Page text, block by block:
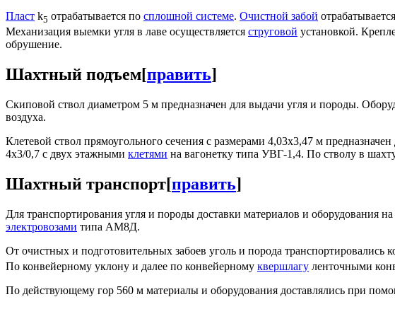
Пласт k5 отрабатывается по сплошной системе. Очистной забой
Механизация выемки угля в лаве осуществляется струговой установкой.
обрушение.
Шахтный подъем[править]
Скиповой ствол диаметром 5 м предназначен для выдачи угля и породы.
воздуха.
Клетевой ствол прямоугольного сечения с размерами 4,03х3,47 м
4х3/0,7 с двух этажными клетями на вагонетку типа УВГ-1,4. По стволу в
Шахтный транспорт[править]
Для транспортирования угля и породы доставки материалов и оборудования
электровозами типа АМ8Д.
От очистных и подготовительных забоев уголь и порода транспортировались
По конвейерному уклону и далее по конвейерному квершлагу ленточными
По действующему гор 560 м материалы и оборудования доставлялись при